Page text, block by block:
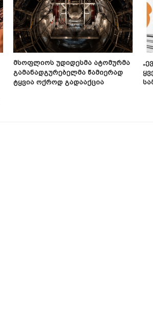
Მსოფლიოს Უდიდესმა Ატომურმა
Გამანადგურებელმა Წამიერად
Ტყვია Ოქროდ Გადააქცია